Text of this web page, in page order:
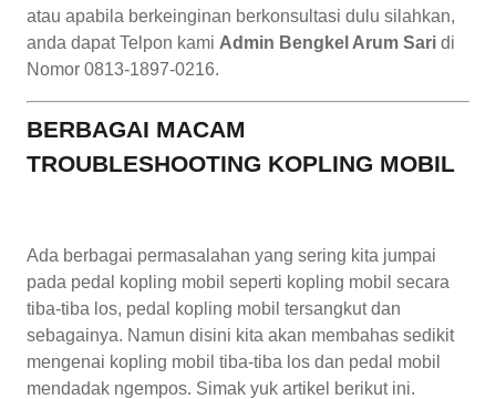
atau apabila berkeinginan berkonsultasi dulu silahkan,
anda dapat Telpon kami Admin Bengkel Arum Sari di
Nomor 0813-1897-0216.
BERBAGAI MACAM
TROUBLESHOOTING KOPLING MOBIL
Ada berbagai permasalahan yang sering kita jumpai
pada pedal kopling mobil seperti kopling mobil secara
tiba-tiba los, pedal kopling mobil tersangkut dan
sebagainya. Namun disini kita akan membahas sedikit
mengenai kopling mobil tiba-tiba los dan pedal mobil
mendadak ngempos. Simak yuk artikel berikut ini.